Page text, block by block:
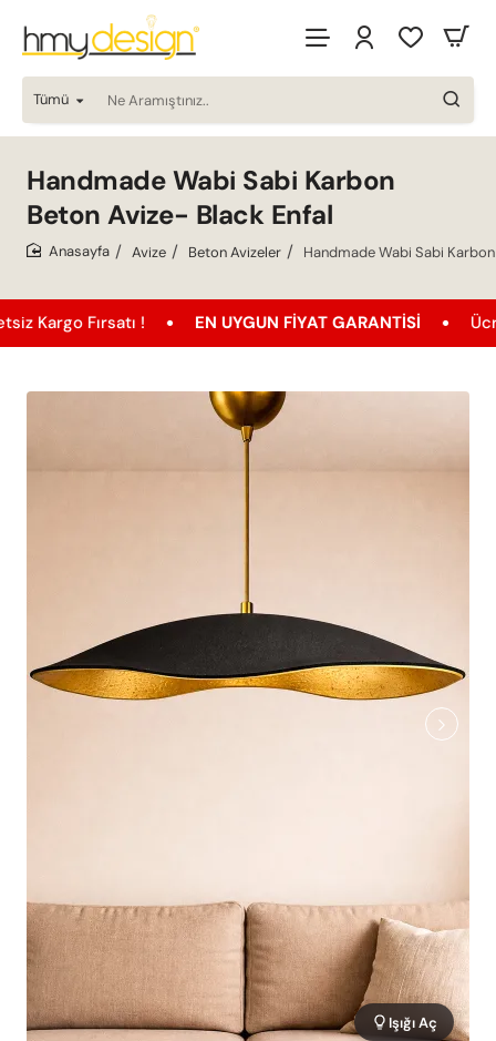
Tümü
Ne
Aramıştınız..
Handmade Wabi Sabi Karbon
Beton Avize- Black Enfal
Avize Beton Avizeler Handmade Wabi Sabi
Fırsatı ! EN UYGUN FIYAT GARANTISI Ücretsiz
Işığı Aç